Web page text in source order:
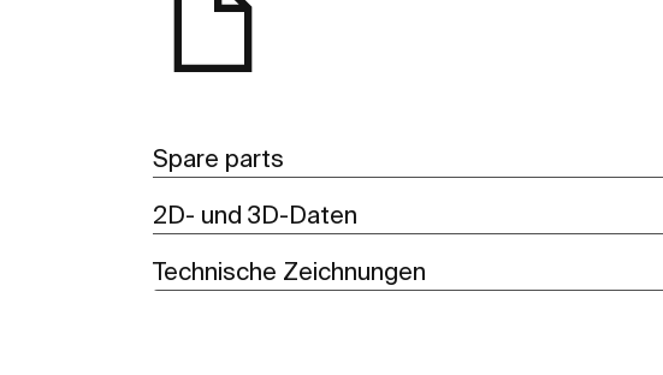
Spare parts
2D- und 3D-Daten
Technische Zeichnungen